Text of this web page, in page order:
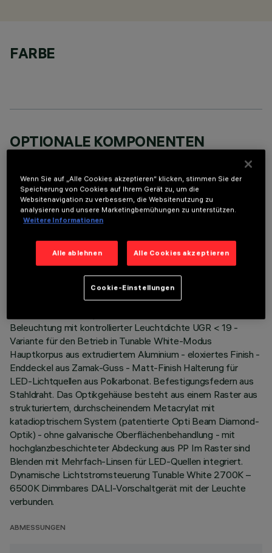
FARBE
OPTIONALE KOMPONENTEN
TECHNISCHE DATEN
Einbauleuchte bestehend aus Leuchtquelle, X-zelligem
Beleuchtung mit kontrollierter Leuchtdichte UGR < 19 -
Variante für den Betrieb in Tunable White-Modus
Hauptkorpus aus extrudiertem Aluminium - eloxiertes Finish -
Enddeckel aus Zamak-Guss - Matt-Finish Halterung für
LED-Lichtquellen aus Polkarbonat. Befestigungsfedern aus
Stahldraht. Das Optikgehäuse besteht aus einem Raster aus
strukturiertem, durchscheinendem Metacrylat mit
katadioptrischem System (patentierte Opti Beam Diamond-
Optik) - ohne galvanische Oberflächenbehandlung - mit
hochglanzbeschichteter Abdeckung aus PP Im Raster sind
Blenden mit Mehrfach-Linsen für LED-Quellen integriert.
Dynamische Lichtstromsteuerung Tunable White 2700K –
6500K Dimmbares DALI-Vorschaltgerät mit der Leuchte
verbunden.
ABMESSUNGEN
Wenn Sie auf „Alle Cookies akzeptieren“ klicken, stimmen Sie der
Speicherung von Cookies auf Ihrem Gerät zu, um die
Websitenavigation zu verbessern, die Websitenutzung zu
analysieren und unsere Marketingbemühungen zu unterstützen.
Weitere Informationen
Alle ablehnen Alle Cookies akzeptieren
Cookie-Einstellungen